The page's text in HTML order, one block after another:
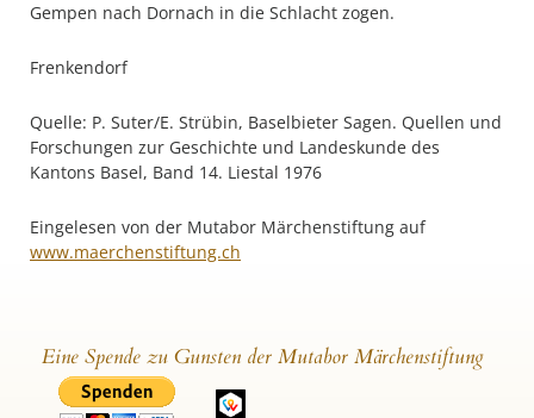
Gempen nach Dornach in die Schlacht zogen.
Frenkendorf
Quelle: P. Suter/E. Strübin, Baselbieter Sagen. Quellen und
Forschungen zur Geschichte und Landeskunde des
Kantons Basel, Band 14. Liestal 1976
Eingelesen von der Mutabor Märchenstiftung auf
www.maerchenstiftung.ch
Eine Spende zu Gunsten der Mutabor Märchenstiftung